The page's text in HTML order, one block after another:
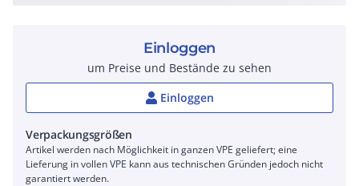
Einloggen
um Preise und Bestände zu sehen
Einloggen
Verpackungsgrößen
Artikel werden nach Möglichkeit in ganzen VPE geliefert; eine
Lieferung in vollen VPE kann aus technischen Gründen jedoch nicht
garantiert werden.